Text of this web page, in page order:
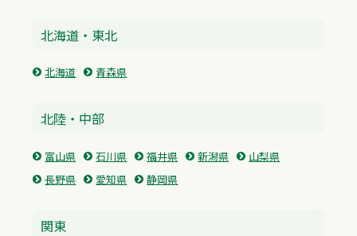
北海道・東北
北海道 青森県
北陸・中部
富山県 石川県 福井県 新潟県
山梨県
長野県
愛知県 静岡県
関東